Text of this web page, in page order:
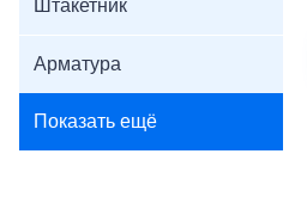
Штакетник
Арматура
Показать ещё